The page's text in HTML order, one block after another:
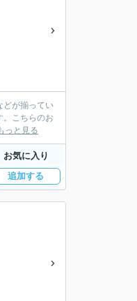
どが揃ってい
。こちらのお
っと見る
お気に入り
追加する